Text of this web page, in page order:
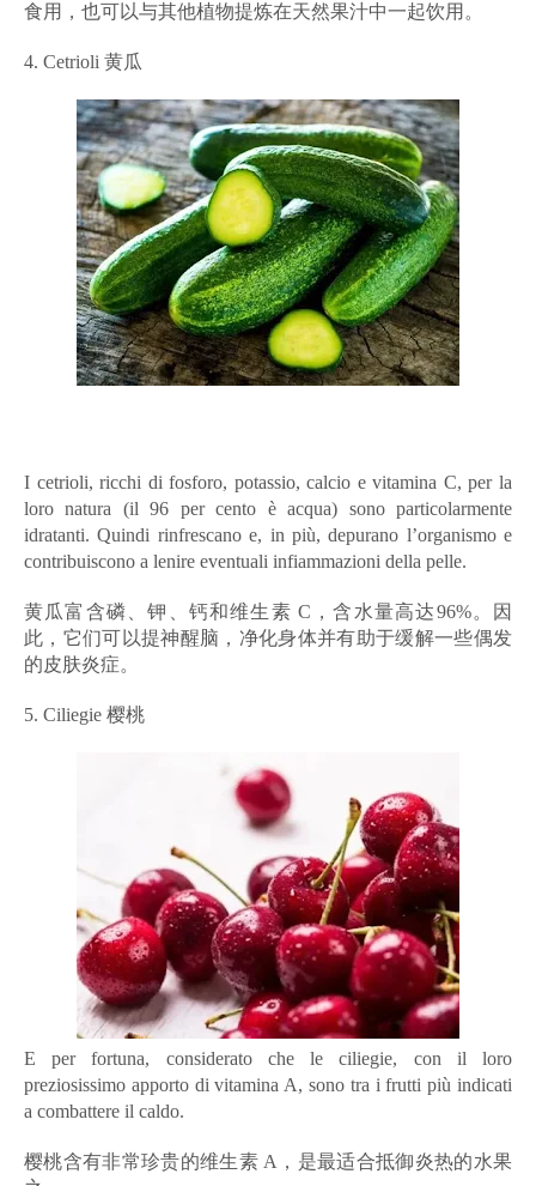
食用，也可以与其他植物提炼在天然果汁中一起饮用。
4. Cetrioli 黄瓜
I cetrioli, ricchi di fosforo, potassio, calcio e vitamina C, per la
loro natura (il 96 per cento è acqua) sono particolarmente
idratanti. Quindi rinfrescano e, in più, depurano l’organismo e
contribuiscono a lenire eventuali infiammazioni della pelle.
黄瓜富含磷、钾、钙和维生素 C，含水量高达96%。因
此，它们可以提神醒脑，净化身体并有助于缓解一些偶发
的皮肤炎症。
5. Ciliegie 樱桃
E per fortuna, considerato che le ciliegie, con il loro
preziosissimo apporto di vitamina A, sono tra i frutti più indicati
a combattere il caldo.
樱桃含有非常珍贵的维生素 A，是最适合抵御炎热的水果